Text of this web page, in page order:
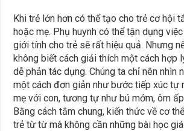
Khi trẻ lớn hơn có thể tạo cho trẻ cơ hội
hoặc mẹ. Phụ huynh có thể tận dụng
giới tính cho trẻ sẽ rất hiệu quả. Nhưng
không biết cách giải thích một cách hợp
dễ phản tác dụng. Chúng ta chỉ nên nhìn
một cách đơn giản như bước tiếp xúc tự
mẹ với con, tương tự như bú mớm, ôm
Bằng cách tắm chung, kiến thức về cơ
trẻ từ từ mà không cần những bài học